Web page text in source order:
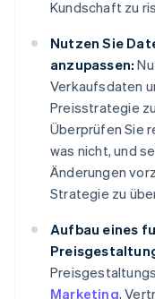
Kundschaft zu
Nutzen Sie
anzupassen:
Verkaufsdaten
Preisstrategie
Überprüfen Sie
was nicht, und
Änderungen
Strategie zu
Aufbau eines
Marketing,